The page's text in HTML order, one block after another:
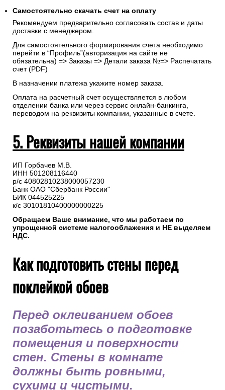
Самостоятельно скачать счет на оплату
Рекомендуем предварительно согласовать состав и даты
доставки с менеджером.
Для самостоятельного формирования счета необходимо
перейти в “Профиль”(авторизация на сайте не
обязательна) => Заказы => Детали заказа №=> Распечатать
счет (PDF)
В назначении платежа укажите номер заказа.
Оплата на расчетный счет осуществляется в любом
отделении банка или через сервис онлайн-банкинга,
переводом на реквизиты компании, указанные в счете.
5. Реквизиты нашей компании
ИП Горбачев М.В.
ИНН 501208116440
р/с 40802810238000057230
Банк ОАО "Сбербанк России"
БИК 044525225
к/с 30101810400000000225
Обращаем Ваше внимание, что мы работаем по
упрощенной системе налогооблажения и НЕ выделяем
НДС.
Как подготовить стены перед
поклейкой обоев
Перед оклеиванием обоев
позаботьтесь о подготовке
помещения и поверхности
стен. Стены в комнате
должны быть ровными,
сухими и чистыми.